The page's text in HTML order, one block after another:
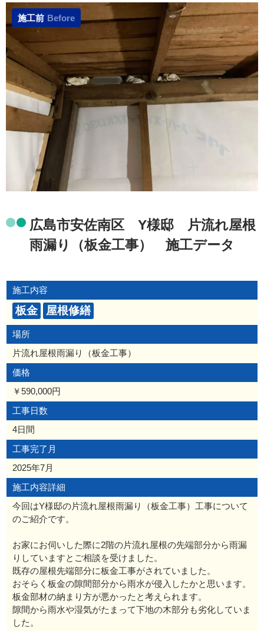
施工前 Before
広島市安佐南区 Y様邸 片流れ屋根
雨漏り（板金工事） 施工データ
施工内容
板金 屋根修繕
場所
片流れ屋根雨漏り（板金工事）
価格
￥590,000円
工事日数
4日間
工事完了月
2025年7月
施工内容詳細
今回はY様邸の片流れ屋根雨漏り（板金工事）工事について
のご紹介です。
お家にお伺いした際に2階の片流れ屋根の先端部分から雨漏
りしていますとご相談を受けました。
既存の屋根先端部分に板金工事がされていました。
おそらく板金の隙間部分から雨水が侵入したかと思います。
板金部材の納まり方が悪かったと考えられます。
隙間から雨水や湿気がたまって下地の木部分も劣化していま
した。